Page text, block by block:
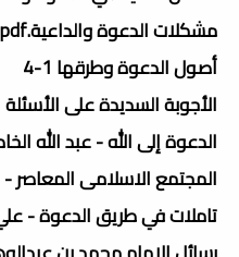
مشكلات الدعوة والداعية.pdf
أصول الدعوة وطرقها 1-4
الأجوبة السديدة على
الدعوة إلى الله - عبد الله الخاطر
المجتمع الاسلامى المعاصر
تاملات في طريق الدعوة -